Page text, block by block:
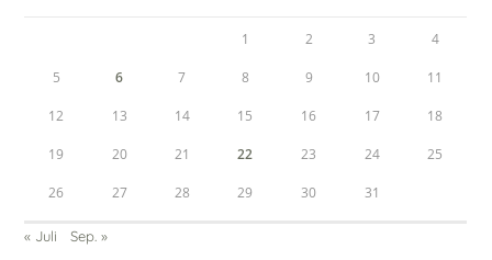
1 2 3 4
5 6 7 8 9 10 11
12 13 14 15 16 17 18
19 20 21 22 23 24 25
26 27 28 29 30 31
« Juli Sep. »